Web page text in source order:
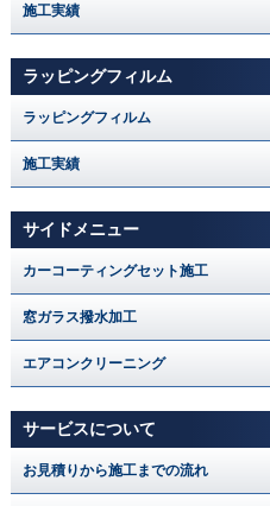
施工実績
ラッピングフィルム
ラッピングフィルム
施工実績
サイドメニュー
カーコーティングセット施工
窓ガラス撥水加工
エアコンクリーニング
サービスについて
お見積りから施工までの流れ